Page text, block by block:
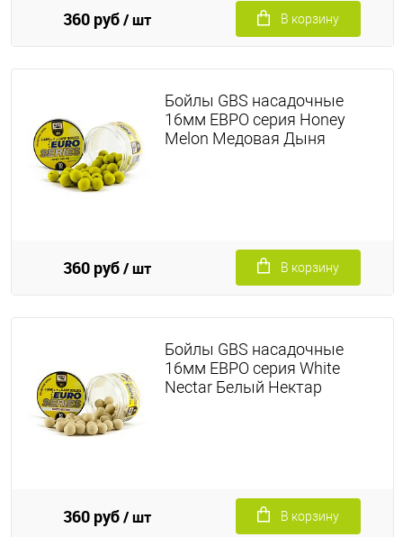
360 руб/ шт В корзину
Бойлы GBS насадочные
16мм ЕВРО серия Honey
Melon Медовая Дыня
360 руб/ шт В корзину
Бойлы GBS насадочные
16мм ЕВРО серия White
Nectar Белый Нектар
360 руб/ шт В корзину